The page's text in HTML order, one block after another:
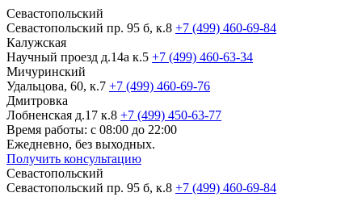
Севастопольский
Севастопольский пр. 95 б, к.8 +7 (499) 460-69-84
Калужская
Научный проезд д.14а к.5 +7 (499) 460-63-34
Мичуринский
Удальцова, 60, к.7 +7 (499) 460-69-76
Дмитровка
Лобненская д.17 к.8 +7 (499) 450-63-77
Время работы: с 08:00 до 22:00
Ежедневно, без выходных.
Получить консультацию
Севастопольский
Севастопольский пр. 95 б, к.8 +7 (499) 460-69-84